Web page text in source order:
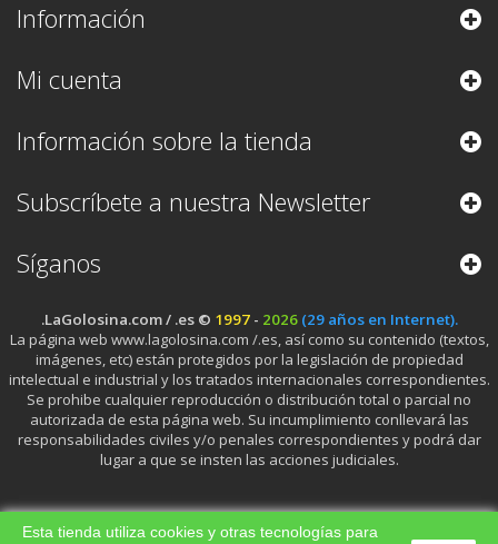
Información
Mi cuenta
Información sobre la tienda
Subscríbete a nuestra Newsletter
Síganos
.LaGolosina.com / .es © 1997- 2026 (29 años en Internet).
La página web www.lagolosina.com /.es, así como su contenido (textos,
imágenes, etc) están protegidos por la legislación de propiedad
intelectual e industrial y los tratados internacionales correspondientes.
Se prohibe cualquier reproducción o distribución total o parcial no
autorizada de esta página web. Su incumplimiento conllevará las
responsabilidades civiles y/o penales correspondientes y podrá dar
lugar a que se insten las acciones judiciales.
Esta tienda utiliza cookies y otras tecnologías para